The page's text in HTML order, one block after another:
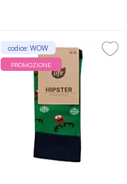
codice: WOW
PROMOZIONE